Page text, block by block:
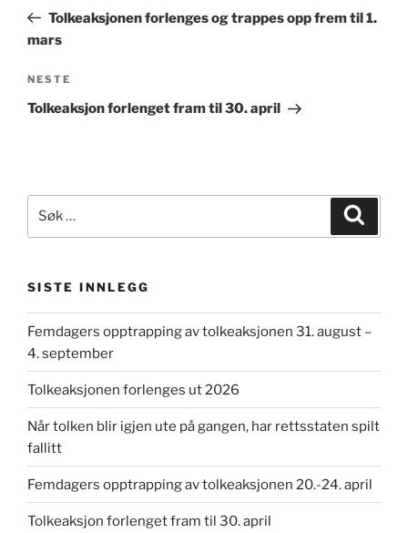
innlegg
Tolkeaksjonen forlenges og trappes opp frem til 1.
mars
Neste
innlegg
NESTE
Tolkeaksjon forlenget fram til 30. april
etter:
SISTE INNLEGG
Femdagers opptrapping av tolkeaksjonen 31. august –
4. september
Tolkeaksjonen forlenges ut 2026
Når tolken blir igjen ute på gangen, har rettsstaten spilt
fallitt
Femdagers opptrapping av tolkeaksjonen 20.-24. april
Tolkeaksjon forlenget fram til 30. april